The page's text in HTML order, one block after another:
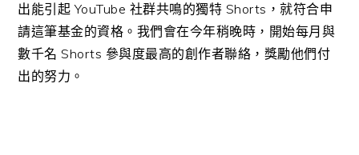
出能引起 YouTube 社群共鳴的獨特 Shorts，就符合申
請這筆基金的資格。我們會在今年稍晚時，開始每月與
數千名 Shorts 參與度最高的創作者聯絡，獎勵他們付
出的努力。